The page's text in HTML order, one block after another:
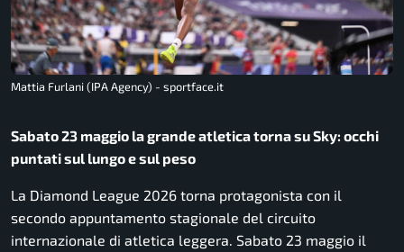
Mattia Furlani (IPA Agency) - sportface.it
Sabato 23 maggio la grande atletica torna su Sky: occhi
puntati sul lungo e sul peso
La Diamond League 2026 torna protagonista con il
secondo appuntamento stagionale del circuito
internazionale di atletica leggera. Sabato 23 maggio il